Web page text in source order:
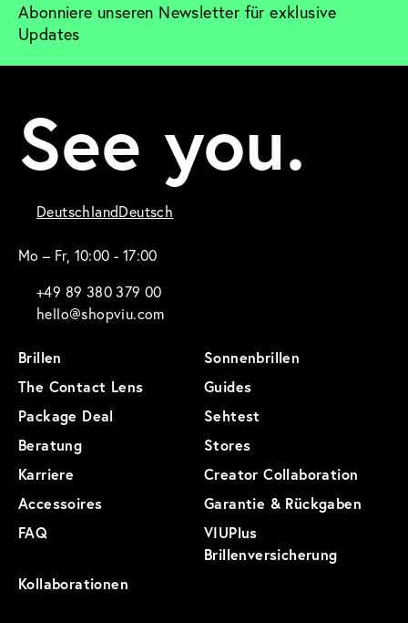
Abonniere unseren Newsletter für exklusive
Updates
See you.
DeutschlandDeutsch
Mo – Fr, 10:00 - 17:00
+49 89 380 379 00
hello@shopviu.com
Brillen
Sonnenbrillen
The Contact Lens
Guides
Package Deal
Sehtest
Beratung
Stores
Karriere
Creator Collaboration
Accessoires
Garantie & Rückgaben
FAQ
VIUPlus
Brillenversicherung
Kollaborationen